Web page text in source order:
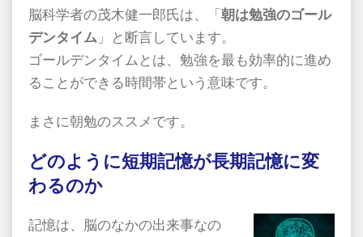
脳科学者の茂木健一郎氏は、「 朝は勉強のゴール
デンタイム 」と断言しています。
ゴールデンタイムとは、勉強を最も効率的に進め
ることができる時間帯という意味です。
まさに朝勉のススメです。
どのように短期記憶が長期記憶に変
わるのか
記憶は、脳のなかの出来事なの